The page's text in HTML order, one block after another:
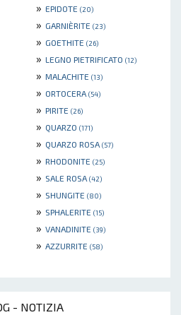
» EPIDOTE (20)
» GARNIÈRITE (23)
» GOETHITE (26)
» LEGNO PIETRIFICATO (12)
» MALACHITE (13)
» ORTOCERA (54)
» PIRITE (26)
» QUARZO (171)
» QUARZO ROSA (57)
» RHODONITE (25)
» SALE ROSA (42)
» SHUNGITE (80)
» SPHALERITE (15)
» VANADINITE (39)
» AZZURRITE (58)
- NOTIZIA